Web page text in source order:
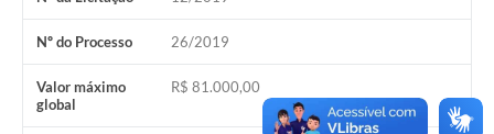
Nº do Processo 26/2019
Valor máximo
global
R$ 81.000,00